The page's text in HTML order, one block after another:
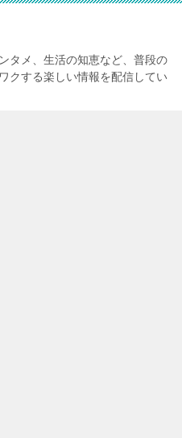
タメ、生活の知恵など、普段の
クする楽しい情報を配信してい